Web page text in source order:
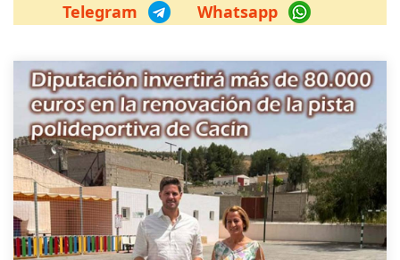
Telegram
Whatsapp